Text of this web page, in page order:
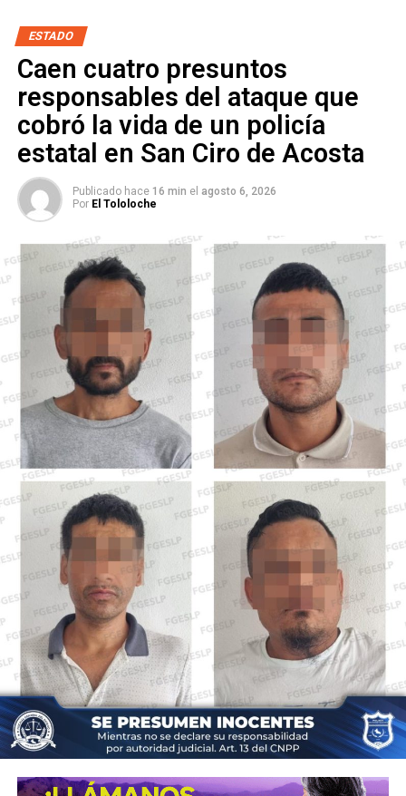
son documentos oficiales y es un delito que no puede
pasar desapercibido, estamos viendo esta situación”.
Lee también:“El Mijis” se burla de la lucha de los pueblos
originarios: Leonel Serrato
ARTÍCULOS RELACIONADOS:
MIJIS
PERTENENCIA PUEBLO INDÍGENA
SIGUIENTE
NO TE PIERDAS
“Cero tolerancia con aficionados en el partido del
Atlético de San Luis”: Andreu Comas
ESTADO
Caen cuatro presuntos
responsables del ataque que
cobró la vida de un policía
estatal en San Ciro de Acosta
Publicado hace 16 min el agosto 6, 2026
Por El Tololoche